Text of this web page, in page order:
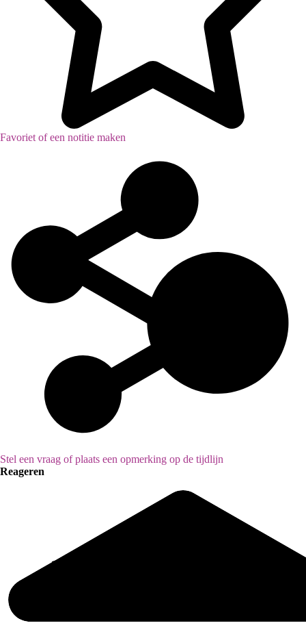
Favoriet of een notitie maken
Stel een vraag of plaats een opmerking op de tijdlijn
Reageren